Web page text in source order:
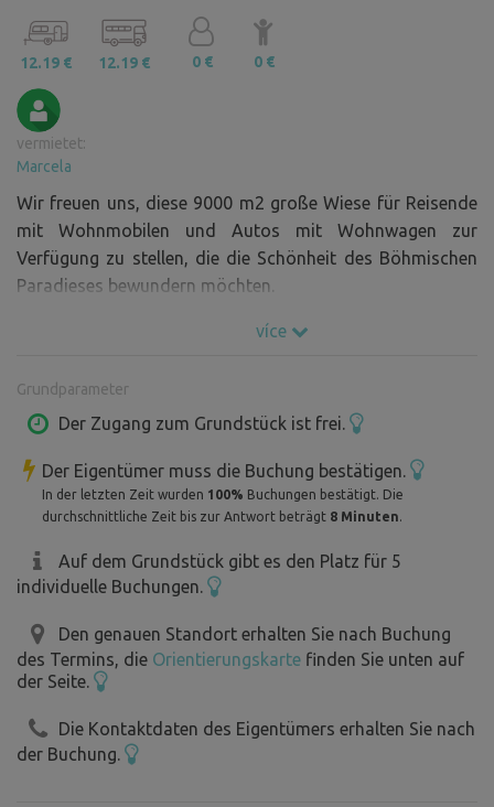
12.19 € 12.19 € 0 € 0 €
vermietet:
Marcela
Wir freuen uns, diese 9000 m2 große Wiese für Reisende
mit Wohnmobilen und Autos mit Wohnwagen zur
Verfügung zu stellen, die die Schönheit des Böhmischen
Paradieses bewundern möchten.
více
Grundparameter
Der Zugang zum Grundstück ist frei.
Der Eigentümer muss die Buchung bestätigen.
In der letzten Zeit wurden 100% Buchungen bestätigt. Die
durchschnittliche Zeit bis zur Antwort beträgt 8 Minuten.
Auf dem Grundstück gibt es den Platz für 5
individuelle Buchungen.
Den genauen Standort erhalten Sie nach Buchung
des Termins, die Orientierungskarte finden Sie unten auf
der Seite.
Die Kontaktdaten des Eigentümers erhalten Sie nach
der Buchung.